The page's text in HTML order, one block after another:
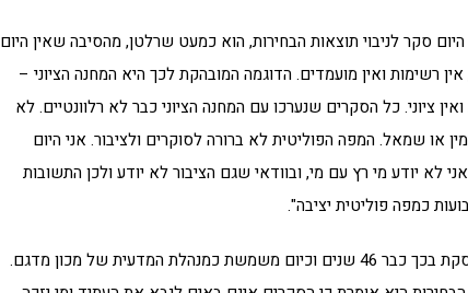
סקר לניבוי תוצאות הבחירות, הוא כמעט שרלטן, מהסיבה שאין היום
רשימות ואין מועמדים. הדוגמה המובהקת לכך היא המחנה הציוני –
ציוני. כל הסקרים שנערכו עם המחנה הציוני כבר לא רלוונטיים. לא
או שמאל. המפה הפוליטית לא ברורה לסוקרים ולציבור. אני היום
לא יודע מי רץ עם מי, ובוודאי שגם הציבור לא יודע ולכן התשובות
כמפה פוליטית יציבה".
ד"ר מינה צמח, אחת הסוקרות הידועות בתחום, עוסקת בכך כבר 46 שנים וכיום משמשת כמנהלת המדעית של מכון מדגם.